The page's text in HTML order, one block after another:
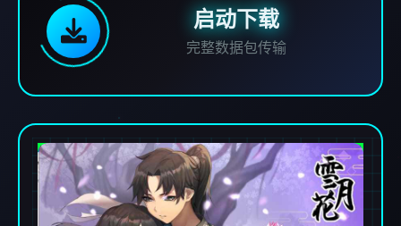
启动下载
完整数据包传输